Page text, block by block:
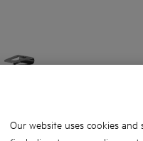
Our website uses cookies